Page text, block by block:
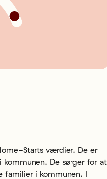
Starts værdier. De er
De sørger for at
familier i kommunen. I